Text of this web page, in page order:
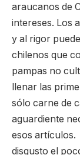
araucanos de
intereses. Los
y al rigor
chilenos que
pampas no
llenar las
sólo carne de
aguardiente
esos artículos.
disgusto el